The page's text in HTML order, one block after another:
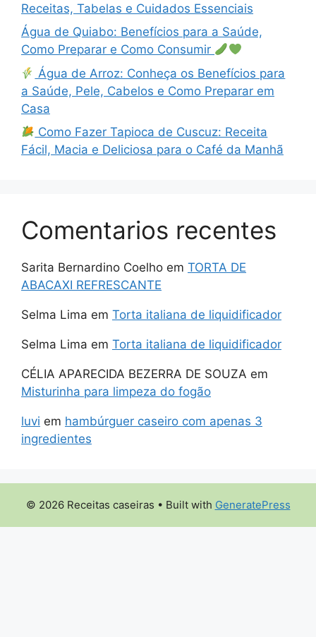
Receitas, Tabelas e Cuidados Essenciais
Água de Quiabo: Benefícios para a Saúde,
Como Preparar e Como Consumir
Água de Arroz: Conheça os Benefícios para
a Saúde, Pele, Cabelos e Como Preparar em
Casa
Como Fazer Tapioca de Cuscuz: Receita
Fácil, Macia e Deliciosa para o Café da Manhã
Comentarios recentes
Sarita Bernardino Coelho em TORTA DE
ABACAXI REFRESCANTE
Selma Lima em Torta italiana de liquidificador
Selma Lima em Torta italiana de liquidificador
CÉLIA APARECIDA BEZERRA DE SOUZA em
Misturinha para limpeza do fogão
luvi em hambúrguer caseiro com apenas 3
ingredientes
© 2026 Receitas caseiras • Built with GeneratePress